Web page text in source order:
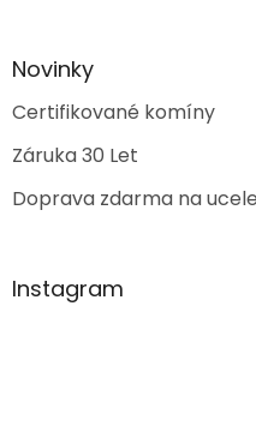
Novinky
Certifikované komíny
Záruka 30 Let
Doprava zdarma na
Instagram